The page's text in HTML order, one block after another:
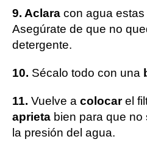
9. Aclara con agua
Asegúrate de que no
detergente.
10. Sécalo todo con una
11. Vuelve a colocarel
aprieta bien para que
la presión del agua.